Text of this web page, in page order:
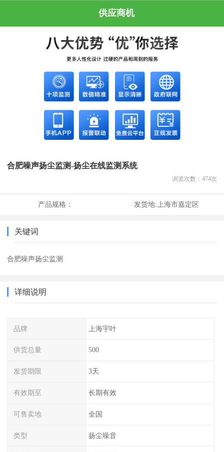
供应商机
合肥噪声扬尘监测-扬尘在线监测系统
浏览次数： 474次
产品规格： 发货地:上海市嘉定区
关键词
合肥噪声扬尘监测
详细说明
品牌 上海宇叶
供货总量 500
发货期限 3天
有效期至 长期有效
可售卖地 全国
类型 扬尘噪音